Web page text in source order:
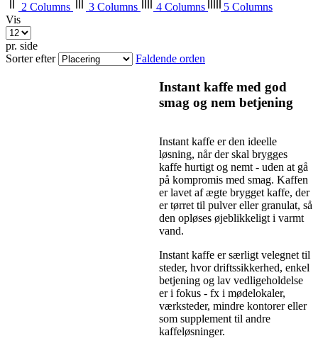
2 Columns 3 Columns 4 Columns
5 Columns
Vis
pr. side
Sorter efter
Faldende orden
Instant kaffe med god
smag og nem betjening
Instant kaffe er den ideelle
løsning, når der skal brygges
kaffe hurtigt og nemt - uden at gå
på kompromis med smag. Kaffen
er lavet af ægte brygget kaffe, der
er tørret til pulver eller granulat, så
den opløses øjeblikkeligt i varmt
vand.
Instant kaffe er særligt velegnet til
steder, hvor driftssikkerhed, enkel
betjening og lav vedligeholdelse
er i fokus - fx i mødelokaler,
værksteder, mindre kontorer eller
som supplement til andre
kaffeløsninger.